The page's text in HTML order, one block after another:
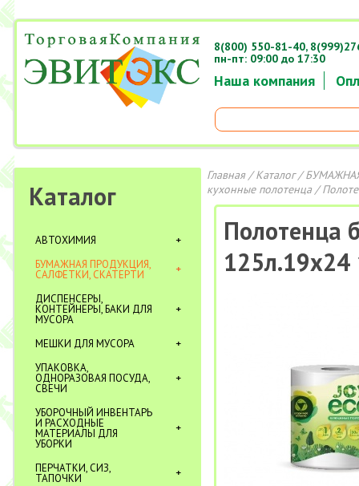
Наша компания
8(800) 550-81-40,
пн-пт: 09:00 до 17:30
Каталог
АВТОХИМИЯ
БУМАЖНАЯ ПРОДУКЦИЯ,
САЛФЕТКИ, СКАТЕРТИ
ДИСПЕНСЕРЫ,
КОНТЕЙНЕРЫ, БАКИ ДЛЯ
МУСОРА
МЕШКИ ДЛЯ МУСОРА
УПАКОВКА,
ОДНОРАЗОВАЯ ПОСУДА,
СВЕЧИ
УБОРОЧНЫЙ ИНВЕНТАРЬ
И РАСХОДНЫЕ
МАТЕРИАЛЫ ДЛЯ
УБОРКИ
ПЕРЧАТКИ, СИЗ,
ТАПОЧКИ
Главная/Каталог/
кухонные полотенца /
Полотенца